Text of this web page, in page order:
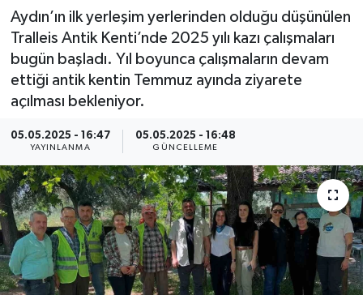
Aydın’ın ilk yerleşim yerlerinden olduğu düşünülen
Tralleis Antik Kenti’nde 2025 yılı kazı çalışmaları
bugün başladı. Yıl boyunca çalışmaların devam
ettiği antik kentin Temmuz ayında ziyarete
açılması bekleniyor.
05.05.2025 - 16:47
YAYINLANMA
05.05.2025 - 16:48
GÜNCELLEME
Yaşam
Eğitim
Kültür Sanat
Süper Lig Puan Durumu ve Fikstür
Tüm Manşetler
Son Dakika Haberleri